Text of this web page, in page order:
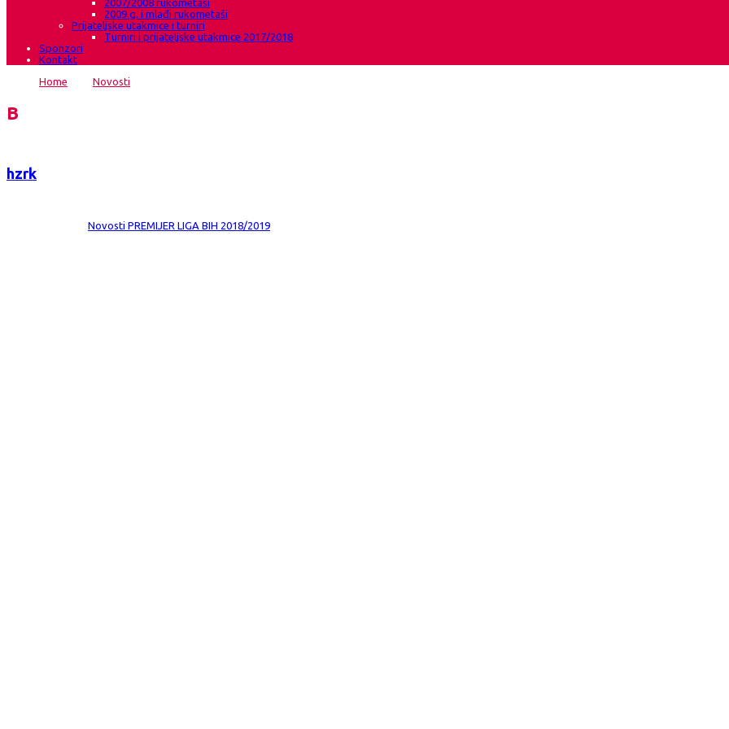
2007/2008 rukometaši
2009.g. i mlađi rukometaši
Prijateljske utakmice i turniri
Turniri i prijateljske utakmice 2017/2018
Sponzori
Kontakt
Home
Novosti
hzrk
Novosti PREMIJER LIGA BIH 2018/2019